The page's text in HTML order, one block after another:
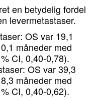
en betydelig fordel
levermetastaser.
OS var 19,1
måneder med
CI, 0,40-0,78).
OS var 39,3
måneder med
CI, 0,40-0,62).